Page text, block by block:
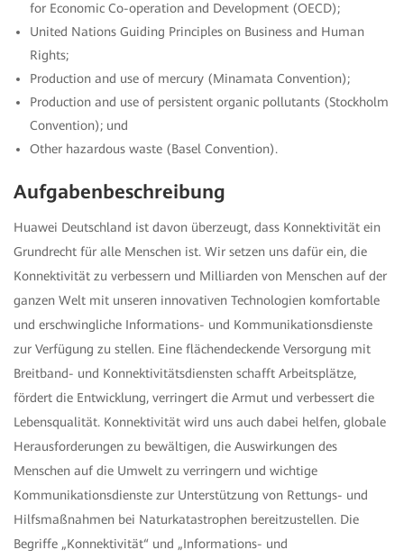
for Economic Co-operation and Development (OECD);
United Nations Guiding Principles on Business and Human
Rights;
Production and use of mercury (Minamata Convention);
Production and use of persistent organic pollutants (Stockholm
Convention); und
Other hazardous waste (Basel Convention).
Aufgabenbeschreibung
Huawei Deutschland ist davon überzeugt, dass Konnektivität ein
Grundrecht für alle Menschen ist. Wir setzen uns dafür ein, die
Konnektivität zu verbessern und Milliarden von Menschen auf der
ganzen Welt mit unseren innovativen Technologien komfortable
und erschwingliche Informations- und Kommunikationsdienste
zur Verfügung zu stellen. Eine flächendeckende Versorgung mit
Breitband- und Konnektivitätsdiensten schafft Arbeitsplätze,
fördert die Entwicklung, verringert die Armut und verbessert die
Lebensqualität. Konnektivität wird uns auch dabei helfen, globale
Herausforderungen zu bewältigen, die Auswirkungen des
Menschen auf die Umwelt zu verringern und wichtige
Kommunikationsdienste zur Unterstützung von Rettungs- und
Hilfsmaßnahmen bei Naturkatastrophen bereitzustellen. Die
Begriffe „Konnektivität“ und „Informations- und